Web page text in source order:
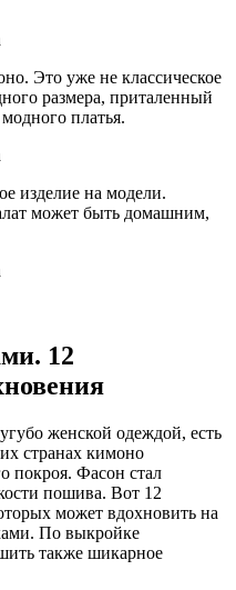
Это уже не классическое
размера, приталенный
платья.
изделие на модели.
может быть домашним,
12
женской одеждой, есть
странах кимоно
покроя. Фасон стал
пошива. Вот 12
может вдохновить на
По выкройке
также шикарное